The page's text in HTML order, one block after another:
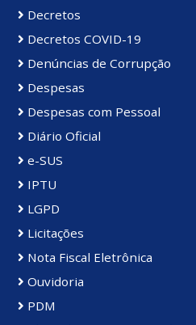
Decretos
Decretos COVID-19
Denúncias de Corrupção
Despesas
Despesas com Pessoal
Diário Oficial
e-SUS
IPTU
LGPD
Licitações
Nota Fiscal Eletrônica
Ouvidoria
PDM